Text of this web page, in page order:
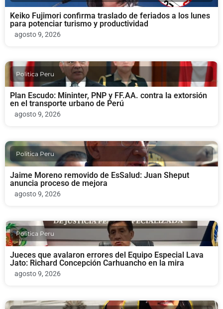
Keiko Fujimori confirma traslado de feriados a los lunes
para potenciar turismo y productividad
agosto 9, 2026
Politica Peru
Plan Escudo: Mininter, PNP y FF.AA. contra la extorsión
en el transporte urbano de Perú
agosto 9, 2026
Politica Peru
Jaime Moreno removido de EsSalud: Juan Sheput
anuncia proceso de mejora
agosto 9, 2026
Politica Peru
Jueces que avalaron errores del Equipo Especial Lava
Jato: Richard Concepción Carhuancho en la mira
agosto 9, 2026